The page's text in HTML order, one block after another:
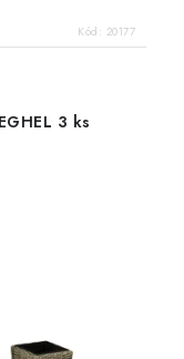
Kód: 20177
3 ks